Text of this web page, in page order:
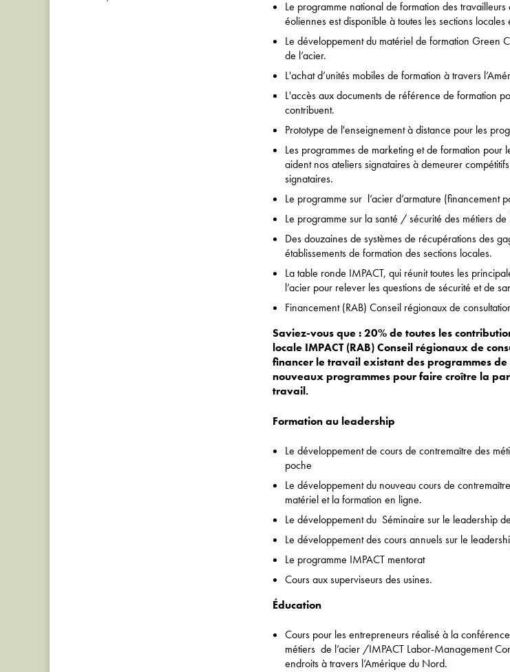
Le programme national de formation des
éoliennes est disponible à toutes les sections locales
Le développement du matériel de formation Green
de l’acier.
L'achat d’unités mobiles de formation à travers
L'accès aux documents de référence de formation
contribuent.
Prototype de l'enseignement à distance pour les
Les programmes de marketing et de formation pour
aident nos ateliers signataires à demeurer
signataires.
Le programme sur l’acier d’armature (financement
Le programme sur la santé / sécurité des métiers de
Des douzaines de systèmes de récupérations des
établissements de formation des sections locales.
La table ronde IMPACT, qui réunit toutes les
l’acier pour relever les questions de sécurité et de
Financement (RAB) Conseil régionaux de
Saviez-vous que : 20% de toutes les
locale IMPACT (RAB) Conseil régionaux de
financer le travail existant des programmes
nouveaux programmes pour faire croître la
travail.
Formation au leadership
Le développement de cours de contremaître des
poche
Le développement du nouveau cours de
matériel et la formation en ligne.
Le développement du Séminaire sur le leadership
Le développement des cours annuels sur le
Le programme IMPACT mentorat
Cours aux superviseurs des usines.
Éducation
Cours pour les entrepreneurs réalisé à la
métiers de l’acier /IMPACT Labor-Management
endroits à travers l’Amérique du Nord.